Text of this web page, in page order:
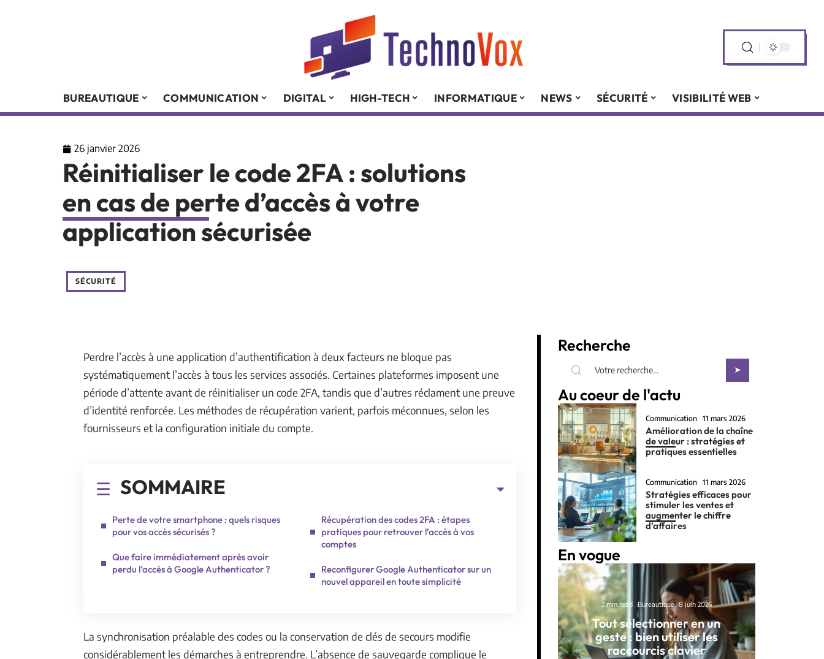
BUREAUTIQUE COMMUNICATION DIGITAL HIGH-TECH INFORMATIQUE NEWS SÉCURITÉ VISIBILITÉ WEB
26 janvier 2026
Réinitialiser le code 2FA : solutions
en cas de perte d’accès à votre
application sécurisée
SÉCURITÉ
Perdre l’accès à une application d’authentification à deux facteurs ne bloque pas
systématiquement l’accès à tous les services associés. Certaines plateformes imposent une
période d’attente avant de réinitialiser un code 2FA, tandis que d’autres réclament une preuve
d’identité renforcée. Les méthodes de récupération varient, parfois méconnues, selon les
fournisseurs et la configuration initiale du compte.
SOMMAIRE
Perte de votre smartphone : quels risques
pour vos accès sécurisés ?
Que faire immédiatement après avoir
perdu l’accès à Google Authenticator ?
Récupération des codes 2FA : étapes
pratiques pour retrouver l’accès à vos
comptes
Reconfigurer Google Authenticator sur un
nouvel appareil en toute simplicité
La synchronisation préalable des codes ou la conservation de clés de secours modifie
considérablement les démarches à entreprendre. L’absence de sauvegarde complique le
Recherche
Au coeur de l'actu
Communication 11 mars 2026
Amélioration de la chaîne
de valeur : stratégies et
pratiques essentielles
Communication 11 mars 2026
Stratégies efficaces pour
stimuler les ventes et
augmenter le chiffre
d’affaires
En vogue
2 min read Bureautique 8 juin 2026
Tout sélectionner en un
geste : bien utiliser les
raccourcis clavier